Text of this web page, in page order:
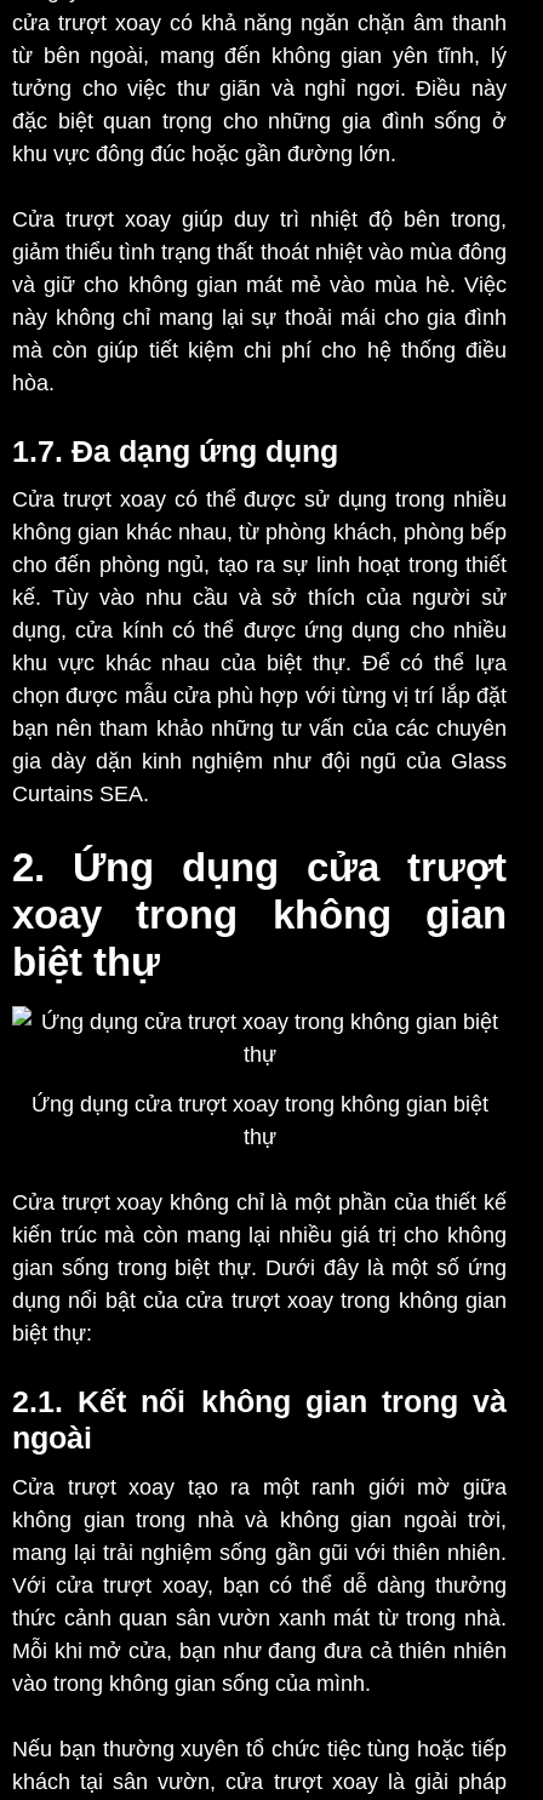
cửa trượt xoay có khả năng ngăn chặn âm thanh
từ bên ngoài, mang đến không gian yên tĩnh, lý
tưởng cho việc thư giãn và nghỉ ngơi. Điều này
đặc biệt quan trọng cho những gia đình sống ở
khu vực đông đúc hoặc gần đường lớn.
Cửa trượt xoay giúp duy trì nhiệt độ bên trong,
giảm thiểu tình trạng thất thoát nhiệt vào mùa đông
và giữ cho không gian mát mẻ vào mùa hè. Việc
này không chỉ mang lại sự thoải mái cho gia đình
mà còn giúp tiết kiệm chi phí cho hệ thống điều
hòa.
1.7. Đa dạng ứng dụng
Cửa trượt xoay có thể được sử dụng trong nhiều
không gian khác nhau, từ phòng khách, phòng bếp
cho đến phòng ngủ, tạo ra sự linh hoạt trong thiết
kế. Tùy vào nhu cầu và sở thích của người sử
dụng, cửa kính có thể được ứng dụng cho nhiều
khu vực khác nhau của biệt thự. Để có thể lựa
chọn được mẫu cửa phù hợp với từng vị trí lắp đặt
bạn nên tham khảo những tư vấn của các chuyên
gia dày dặn kinh nghiệm như đội ngũ của Glass
Curtains SEA.
2. Ứng dụng cửa trượt
xoay trong không gian
biệt thự
Ứng dụng cửa trượt xoay trong không gian biệt
thự
Cửa trượt xoay không chỉ là một phần của thiết kế
kiến trúc mà còn mang lại nhiều giá trị cho không
gian sống trong biệt thự. Dưới đây là một số ứng
dụng nổi bật của cửa trượt xoay trong không gian
biệt thự:
2.1. Kết nối không gian trong và
ngoài
Cửa trượt xoay tạo ra một ranh giới mờ giữa
không gian trong nhà và không gian ngoài trời,
mang lại trải nghiệm sống gần gũi với thiên nhiên.
Với cửa trượt xoay, bạn có thể dễ dàng thưởng
thức cảnh quan sân vườn xanh mát từ trong nhà.
Mỗi khi mở cửa, bạn như đang đưa cả thiên nhiên
vào trong không gian sống của mình.
Nếu bạn thường xuyên tổ chức tiệc tùng hoặc tiếp
khách tại sân vườn, cửa trượt xoay là giải pháp